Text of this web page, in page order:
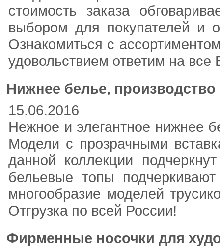
стоимость заказа
выбором для покупателей и
Ознакомиться с
удовольствием ответим на
Нижнее белье,
15.06.2016
Нежное и элегантное нижнее
Модели с прозрачными
данной коллекции
бельевые топы
многообразие моделей
Отгрузка по всей России!
Фирменные носочки для